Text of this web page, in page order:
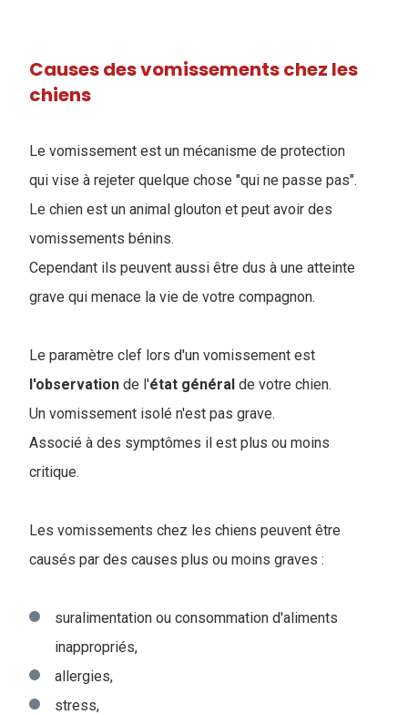
Causes des vomissements chez les
chiens
Le vomissement est un mécanisme de protection
qui vise à rejeter quelque chose "qui ne passe pas".
Le chien est un animal glouton et peut avoir des
vomissements bénins.
Cependant ils peuvent aussi être dus à une atteinte
grave qui menace la vie de votre compagnon.
Le paramètre clef lors d'un vomissement est
l'observation de l'état général de votre chien.
Un vomissement isolé n'est pas grave.
Associé à des symptômes il est plus ou moins
critique.
Les vomissements chez les chiens peuvent être
causés par des causes plus ou moins graves :
suralimentation ou consommation d'aliments
inappropriés,
allergies,
stress,